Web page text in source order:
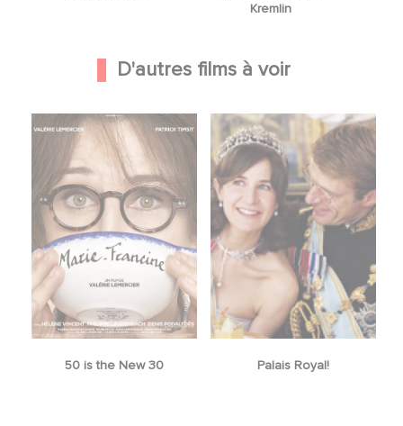
Kremlin
D'autres films à voir
50 is the New 30 Palais Royal!